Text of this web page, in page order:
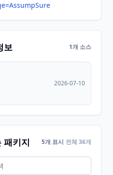
보 1개 소스
2026-07-10
패키지 5개 표시 전체 36개